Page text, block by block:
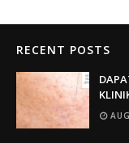
RECENT POSTS